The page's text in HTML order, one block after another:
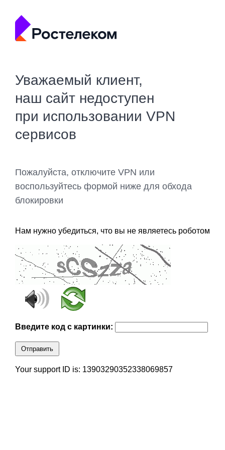
Уважаемый клиент,
наш сайт недоступен
при использовании VPN
сервисов
Пожалуйста, отключите VPN или
воспользуйтесь формой ниже для обхода
блокировки
Нам нужно убедиться, что вы не являетесь роботом
Введите код с картинки:
Отправить
Your support ID is: 13903290352338069857